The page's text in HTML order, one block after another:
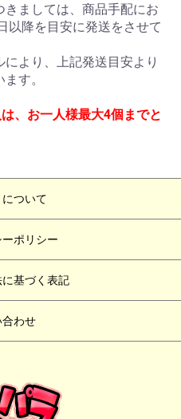
ましては、商品手配にお
以降を目安に発送をさせて
より、上記発送目安より
す。
、お一人様最大4個までと
ついて
ポリシー
基づく表記
合わせ